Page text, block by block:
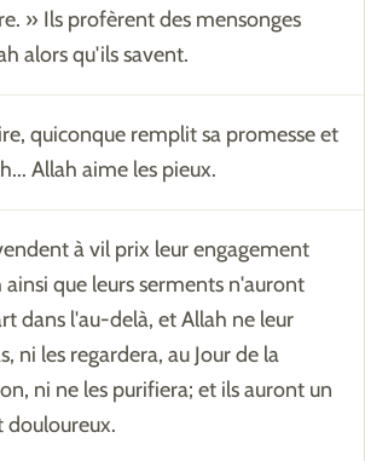
» Ils profèrent des mensonges
alors qu'ils savent.
quiconque remplit sa promesse et
Allah aime les pieux.
à vil prix leur engagement
ainsi que leurs serments n'auront
dans l'au-delà, et Allah ne leur
ni les regardera, au Jour de la
ni ne les purifiera; et ils auront un